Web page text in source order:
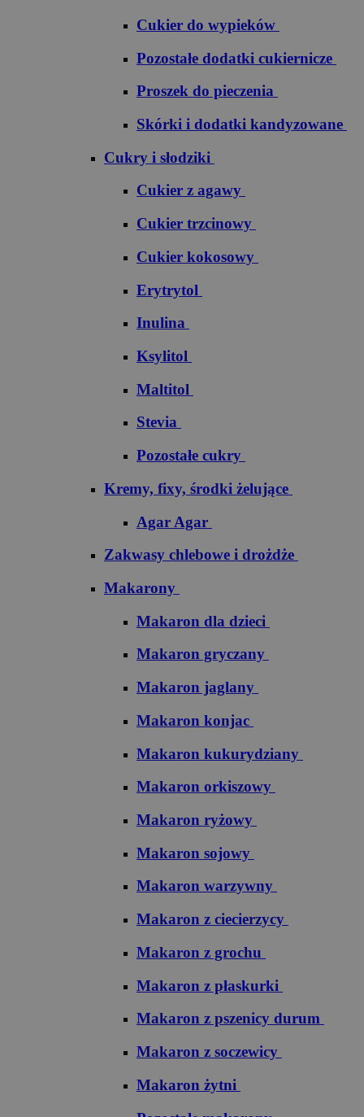
Cukier do wypieków
Pozostałe dodatki cukiernicze
Proszek do pieczenia
Skórki i dodatki kandyzowane
Cukry i słodziki
Cukier z agawy
Cukier trzcinowy
Cukier kokosowy
Erytrytol
Inulina
Ksylitol
Maltitol
Stevia
Pozostałe cukry
Kremy, fixy, środki żelujące
Agar Agar
Zakwasy chlebowe i drożdże
Makarony
Makaron dla dzieci
Makaron gryczany
Makaron jaglany
Makaron konjac
Makaron kukurydziany
Makaron orkiszowy
Makaron ryżowy
Makaron sojowy
Makaron warzywny
Makaron z ciecierzycy
Makaron z grochu
Makaron z płaskurki
Makaron z pszenicy durum
Makaron z soczewicy
Makaron żytni